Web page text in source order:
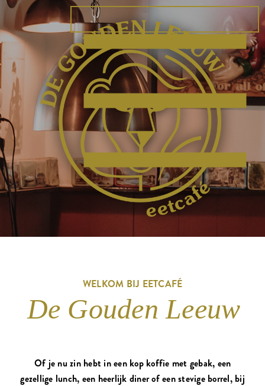
WELKOM BIJ EETCAFÉ
De Gouden Leeuw
Of je nu zin hebt in een kop koffie met gebak, een
gezellige lunch, een heerlijk diner of een stevige borrel, bij